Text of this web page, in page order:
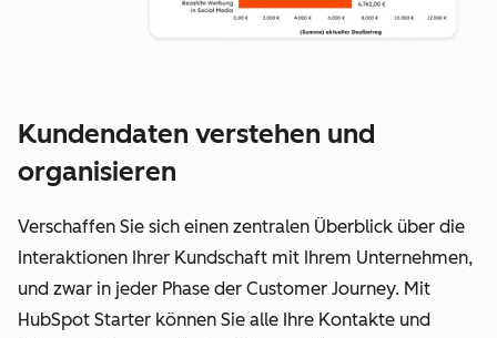
Kundendaten verstehen und
organisieren
Verschaffen Sie sich einen zentralen Überblick über die
Interaktionen Ihrer Kundschaft mit Ihrem Unternehmen,
und zwar in jeder Phase der Customer Journey. Mit
HubSpot Starter können Sie alle Ihre Kontakte und